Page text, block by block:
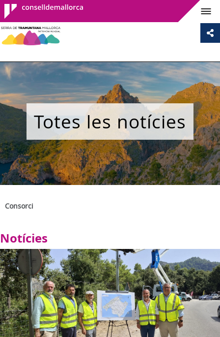
Consell de
Mallorca
Totes les notícies
Consorci
Notícies